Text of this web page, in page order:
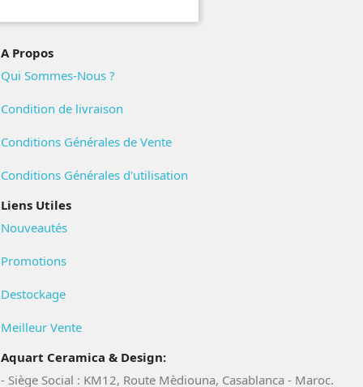
A Propos
Qui Sommes-Nous ?
Condition de livraison
Conditions Générales de Vente
Conditions Générales d'utilisation
Liens Utiles
Nouveautés
Promotions
Destockage
Meilleur Vente
Aquart Ceramica & Design:
- Siège Social : KM12, Route Mèdiouna, Casablanca - Maroc.